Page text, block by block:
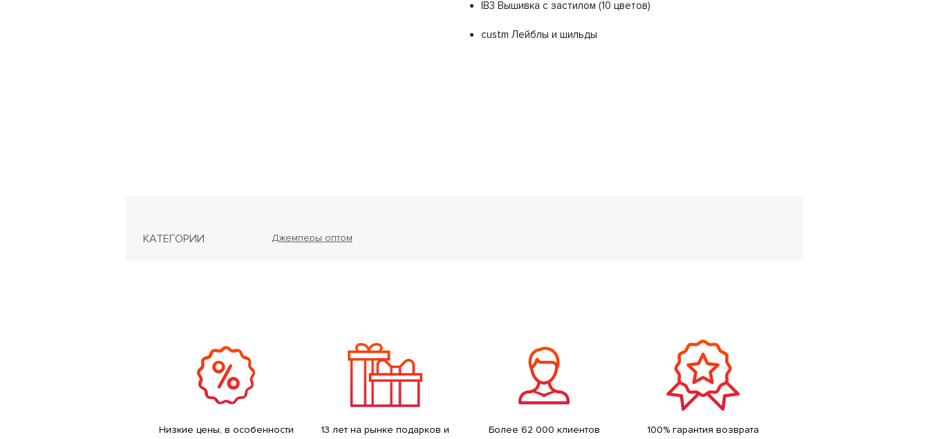
IB3 Вышивка с застилом (10 цветов)
custm Лейблы и шильды
КАТЕГОРИИ Джемперы оптом
Низкие цены, в особенности
13 лет на рынке подарков и
Более 62 000 клиентов
100% гарантия возврата